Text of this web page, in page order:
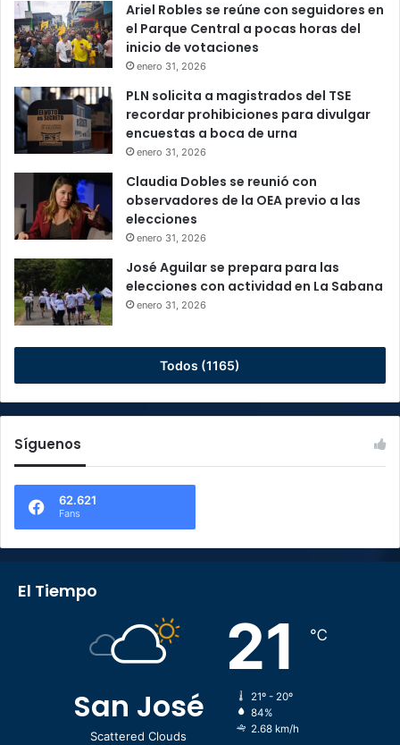
Ariel Robles se reúne con seguidores en
el Parque Central a pocas horas del
inicio de votaciones
enero 31, 2026
PLN solicita a magistrados del TSE
recordar prohibiciones para divulgar
encuestas a boca de urna
enero 31, 2026
Claudia Dobles se reunió con
observadores de la OEA previo a las
elecciones
enero 31, 2026
José Aguilar se prepara para las
elecciones con actividad en La Sabana
enero 31, 2026
Todos (1165)
Síguenos
62.621
Fans
El Tiempo
San José
Scattered Clouds
21 ℃
21º - 20º
84%
2.68 km/h